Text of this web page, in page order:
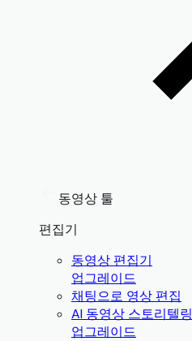
동영상 툴
편집기
동영상 편집기
업그레이드
채팅으로 영상 편집
AI 동영상 스토리텔링
업그레이드